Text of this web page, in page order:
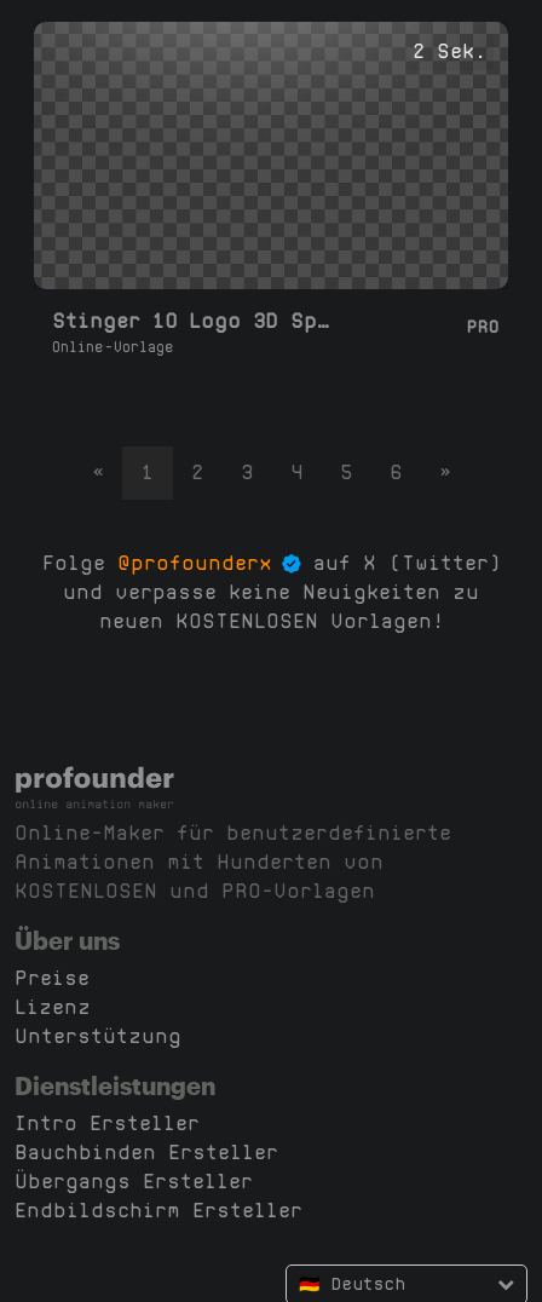
2 Sek.
Stinger 10 Logo 3D Spin
Online-Vorlage
PRO
« 1 2 3 4 5 6 »
Folge @profounderx
auf X (Twitter)
und verpasse keine Neuigkeiten zu
neuen KOSTENLOSEN Vorlagen!
Online-Maker für benutzerdefinierte
Animationen mit Hunderten von
KOSTENLOSEN und PRO-Vorlagen
Über uns
Preise
Lizenz
Unterstützung
Dienstleistungen
Intro Ersteller
Bauchbinden Ersteller
Übergangs Ersteller
Endbildschirm Ersteller
🇩🇪 Deutsch